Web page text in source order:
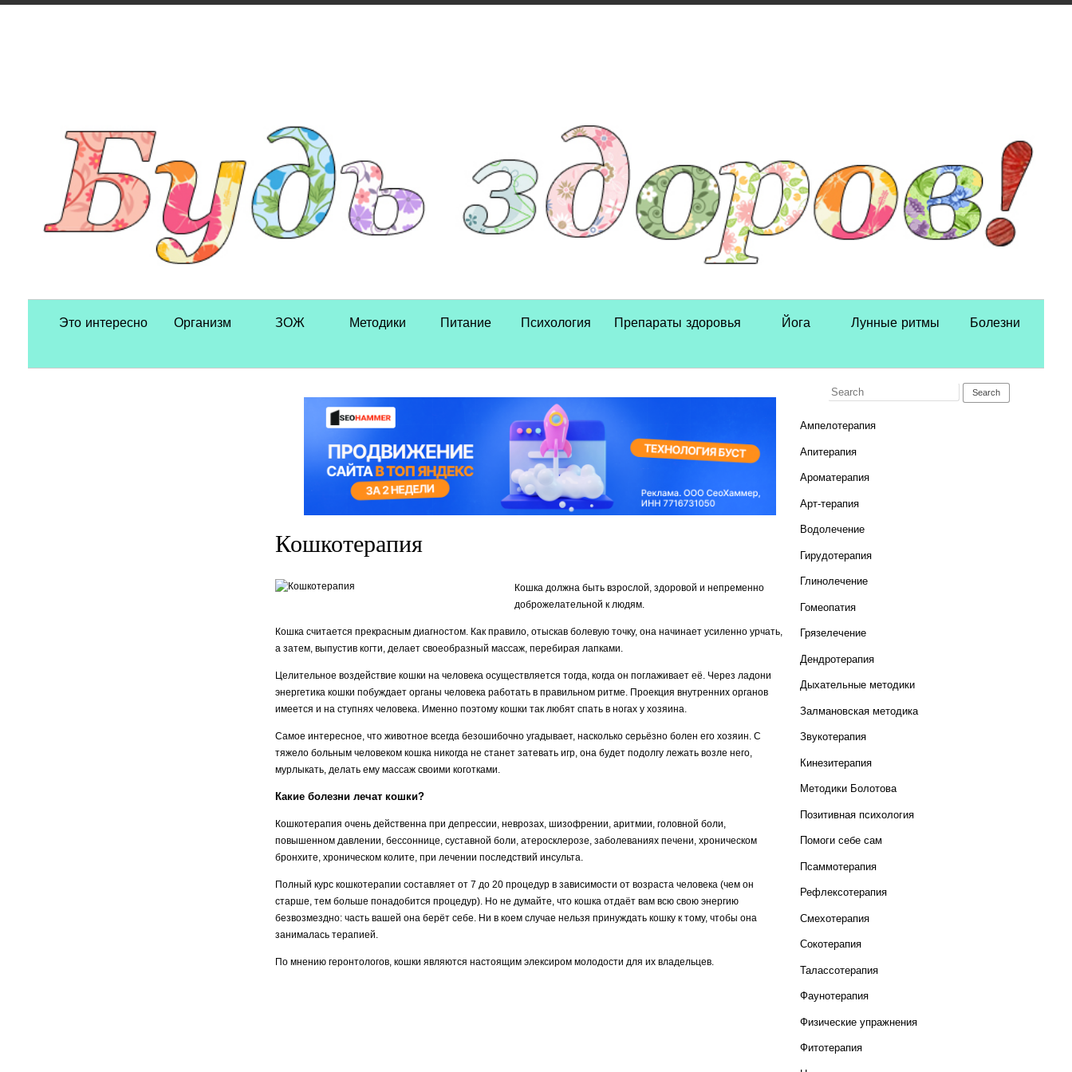
Это интересно Организм ЗОЖ Методики Питание Психология Препараты здоровья Йога Лунные ритмы Болезни
Кошкотерапия
Кошка должна быть взрослой, здоровой и непременно
доброжелательной к людям.
Кошка считается прекрасным диагностом. Как правило, отыскав болевую точку, она начинает усиленно урчать,
а затем, выпустив когти, делает своеобразный массаж, перебирая лапками.
Целительное воздействие кошки на человека осуществляется тогда, когда он поглаживает её. Через ладони
энергетика кошки побуждает органы человека работать в правильном ритме. Проекция внутренних органов
имеется и на ступнях человека. Именно поэтому кошки так любят спать в ногах у хозяина.
Самое интересное, что животное всегда безошибочно угадывает, насколько серьёзно болен его хозяин. С
тяжело больным человеком кошка никогда не станет затевать игр, она будет подолгу лежать возле него,
мурлыкать, делать ему массаж своими коготками.
Какие болезни лечат кошки?
Кошкотерапия очень действенна при депрессии, неврозах, шизофрении, аритмии, головной боли,
повышенном давлении, бессоннице, суставной боли, атеросклерозе, заболеваниях печени, хроническом
бронхите, хроническом колите, при лечении последствий инсульта.
Полный курс кошкотерапии составляет от 7 до 20 процедур в зависимости от возраста человека (чем он
старше, тем больше понадобится процедур). Но не думайте, что кошка отдаёт вам всю свою энергию
безвозмездно: часть вашей она берёт себе. Ни в коем случае нельзя принуждать кошку к тому, чтобы она
занималась терапией.
По мнению геронтологов, кошки являются настоящим элексиром молодости для их владельцев.
Search for:
Ампелотерапия
Апитерапия
Ароматерапия
Арт-терапия
Водолечение
Гирудотерапия
Глинолечение
Гомеопатия
Грязелечение
Дендротерапия
Дыхательные методики
Залмановская методика
Звукотерапия
Кинезитерапия
Методики Болотова
Позитивная психология
Помоги себе сам
Псаммотерапия
Рефлексотерапия
Смехотерапия
Сокотерапия
Талассотерапия
Фаунотерапия
Физические упражнения
Фитотерапия